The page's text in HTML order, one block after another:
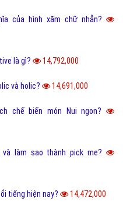
của hình xăm chữ nhẫn?
là gì? 14,792,000
và holic? 14,691,000
chế biến món Nui ngon?
làm sao thành pick me?
tiếng hiện nay? 14,472,000